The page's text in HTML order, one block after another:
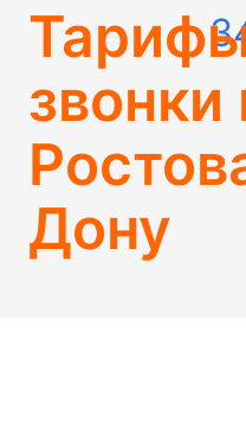
звонки
Дону